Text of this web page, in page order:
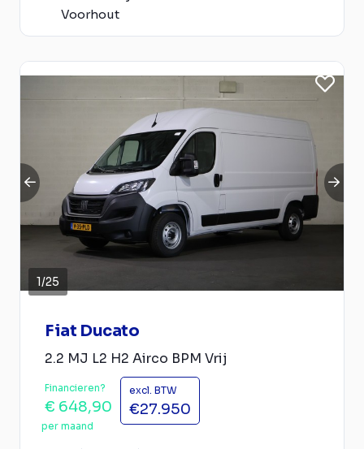
Voorhout
1/25
Fiat Ducato
2.2 MJ L2 H2 Airco BPM Vrij
Financieren?
€ 648,90
per maand
excl. BTW
€27.950